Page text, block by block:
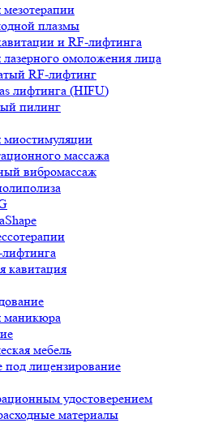
плазмы
и RF-лифтинга
омоложения лица
RF-лифтинг
лифтинга (HIFU)
пилинг
миостимуляции
массажа
вибромассаж
кавитация
маникюра
мебель
под лицензирование
удостоверением
материалы